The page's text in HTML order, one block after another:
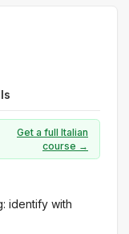
Get a full Italian
course →
identify with